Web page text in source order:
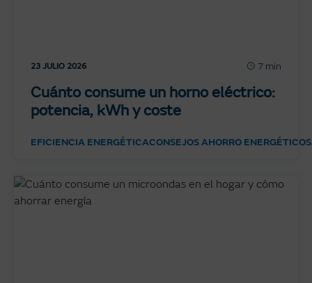
23 JULIO 2026 7 min
Cuánto consume un horno eléctrico:
potencia, kWh y coste
EFICIENCIA ENERGÉTICACONSEJOS AHORRO ENERGÉTICO